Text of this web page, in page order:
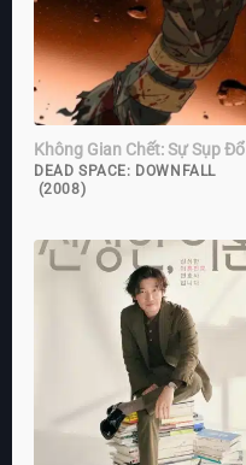
Không Gian Chết: Sự Sụp Đổ
DEAD SPACE: DOWNFALL
(2008)